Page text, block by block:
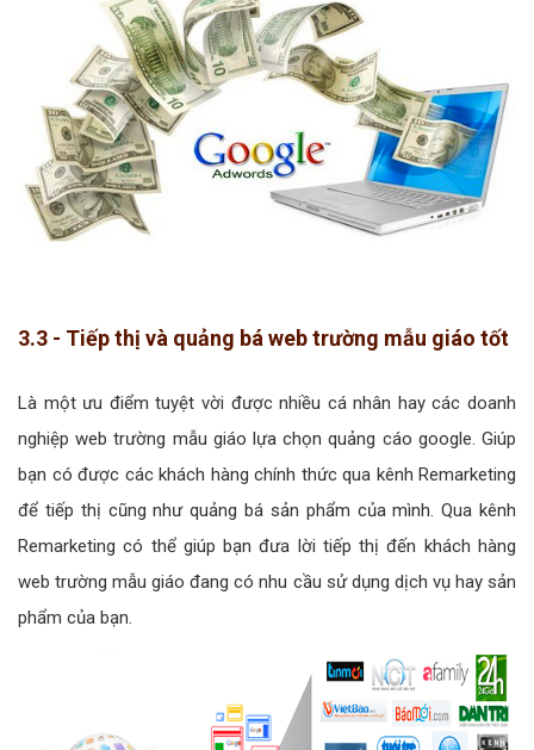
3.3 - Tiếp thị và quảng bá web trường mẫu giáo tốt
Là một ưu điểm tuyệt vời được nhiều cá nhân hay các doanh
nghiệp web trường mẫu giáo lựa chọn quảng cáo google. Giúp
bạn có được các khách hàng chính thức qua kênh Remarketing
để tiếp thị cũng như quảng bá sản phẩm của mình. Qua kênh
Remarketing có thể giúp bạn đưa lời tiếp thị đến khách hàng
web trường mẫu giáo đang có nhu cầu sử dụng dịch vụ hay sản
phẩm của bạn.